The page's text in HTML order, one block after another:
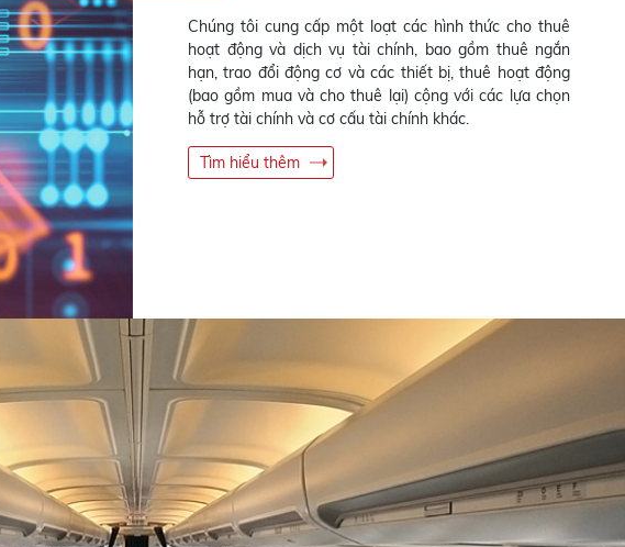
Chúng tôi cung cấp một loạt các hình thức cho thuê
hoạt động và dịch vụ tài chính, bao gồm thuê ngắn
hạn, trao đổi động cơ và các thiết bị, thuê hoạt động
(bao gồm mua và cho thuê lại) cộng với các lựa chọn
hỗ trợ tài chính và cơ cấu tài chính khác.
Tìm hiểu thêm